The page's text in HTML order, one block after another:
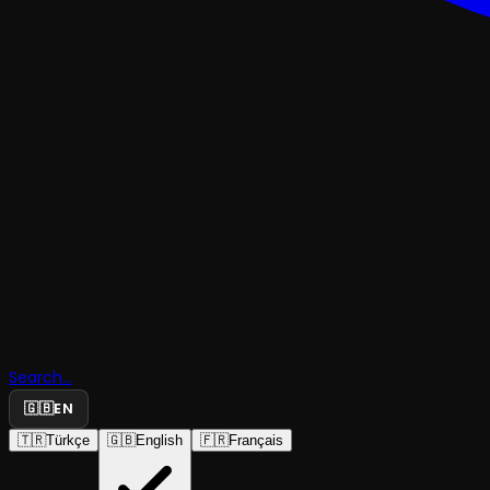
Search...
🇬🇧EN
🇹🇷Türkçe 🇬🇧English 🇫🇷Français
Kör